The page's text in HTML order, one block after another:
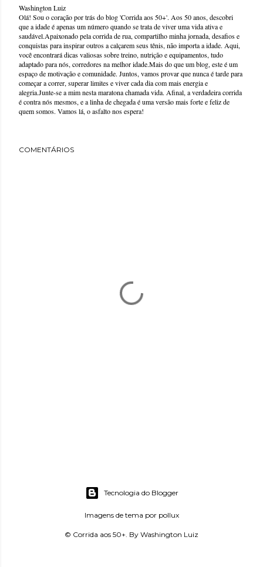
Washington Luiz
Olá! Sou o coração por trás do blog 'Corrida aos 50+'. Aos 50 anos, descobri
que a idade é apenas um número quando se trata de viver uma vida ativa e
saudável.Apaixonado pela corrida de rua, compartilho minha jornada, desafios e
conquistas para inspirar outros a calçarem seus tênis, não importa a idade. Aqui,
você encontrará dicas valiosas sobre treino, nutrição e equipamentos, tudo
adaptado para nós, corredores na melhor idade.Mais do que um blog, este é um
espaço de motivação e comunidade. Juntos, vamos provar que nunca é tarde para
começar a correr, superar limites e viver cada dia com mais energia e
alegria.Junte-se a mim nesta maratona chamada vida. Afinal, a verdadeira corrida
é contra nós mesmos, e a linha de chegada é uma versão mais forte e feliz de
quem somos. Vamos lá, o asfalto nos espera!
COMENTÁRIOS
Tecnologia do Blogger
Imagens de tema por pollux
© Corrida aos 50+. By Washington Luiz